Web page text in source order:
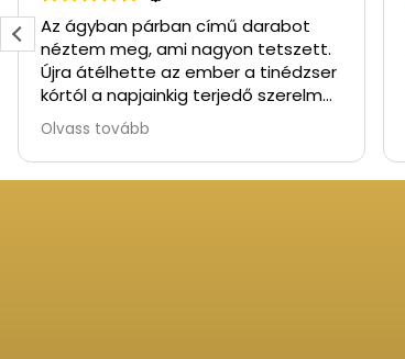
Az ágyban párban című darabot
néztem meg, ami nagyon tetszett.
Újra átélhette az ember a tinédzser
kórtól a napjainkig terjedő szerelmes
párkapcsolatait. Bizony nagyokat
nevettem, annyira ember közeliek
voltak a jelenetek. Kivel ne eshettek
már meg ezek a szituációk az
Olvass tovább